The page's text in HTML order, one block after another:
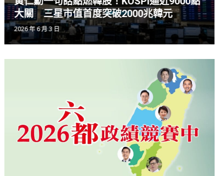
出頂級奔億純米大吟釀
2025 年 12 月 3 日